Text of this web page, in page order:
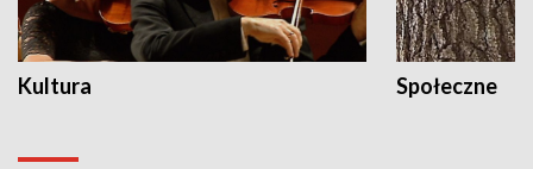
Kultura Społeczne